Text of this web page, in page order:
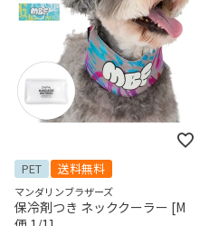
PET 送料無料
マンダリンブラザーズ
保冷剤つき ネッククーラー [M